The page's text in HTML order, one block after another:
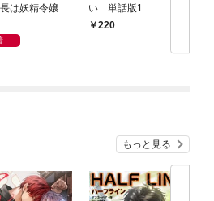
は妖精令嬢に
げたい 単話
い 単話版1
220
もっと見る